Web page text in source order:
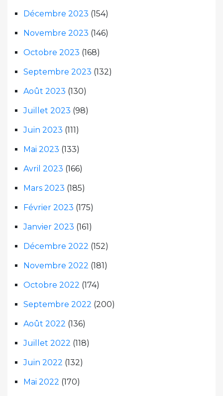
Décembre 2023 (154)
Novembre 2023 (146)
Octobre 2023 (168)
Septembre 2023 (132)
Août 2023 (130)
Juillet 2023 (98)
Juin 2023 (111)
Mai 2023 (133)
Avril 2023 (166)
Mars 2023 (185)
Février 2023 (175)
Janvier 2023 (161)
Décembre 2022 (152)
Novembre 2022 (181)
Octobre 2022 (174)
Septembre 2022 (200)
Août 2022 (136)
Juillet 2022 (118)
Juin 2022 (132)
Mai 2022 (170)